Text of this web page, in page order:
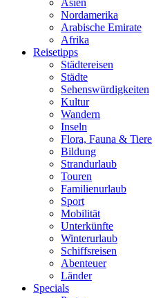
Asien
Nordamerika
Arabische Emirate
Afrika
Reisetipps
Städtereisen
Städte
Sehenswürdigkeiten
Kultur
Wandern
Inseln
Flora, Fauna & Tiere
Bildung
Strandurlaub
Touren
Familienurlaub
Sport
Mobilität
Unterkünfte
Winterurlaub
Schiffsreisen
Abenteuer
Länder
Specials